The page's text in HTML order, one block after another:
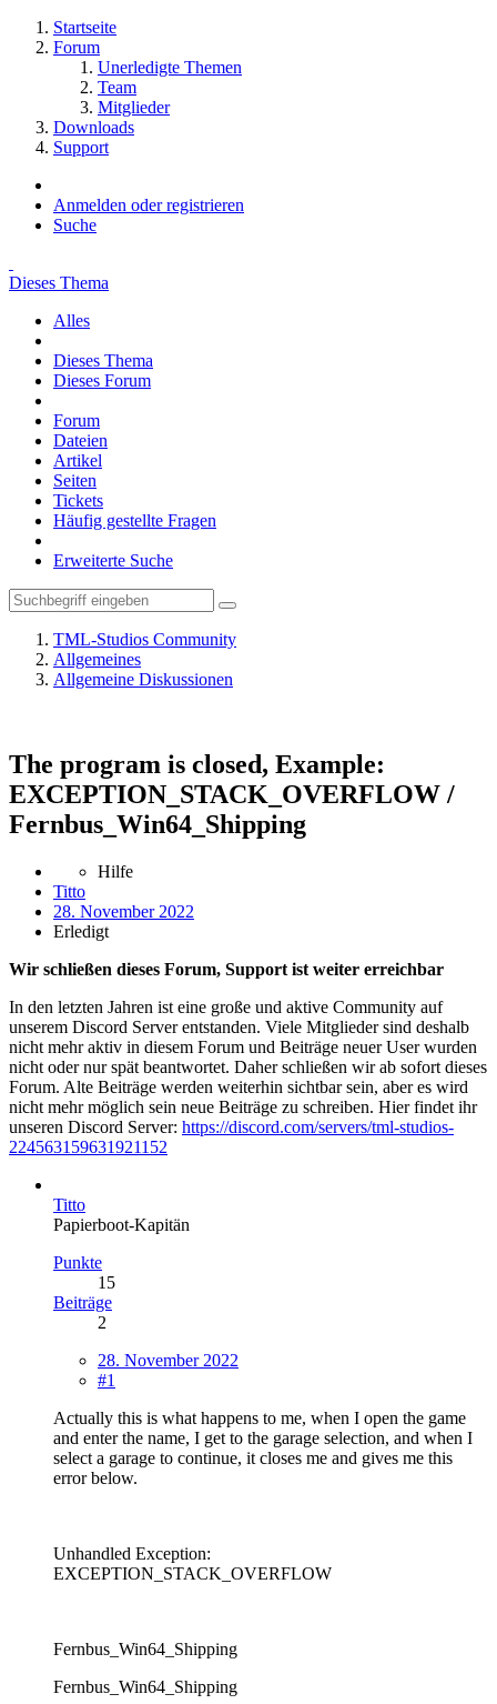
Startseite
Forum
Unerledigte Themen
Team
Mitglieder
Downloads
Support
Anmelden oder registrieren
Suche
Dieses Thema
Alles
Dieses Thema
Dieses Forum
Forum
Dateien
Artikel
Seiten
Tickets
Häufig gestellte Fragen
Erweiterte Suche
TML-Studios Community
Allgemeines
Allgemeine Diskussionen
The program is closed, Example:
EXCEPTION_STACK_OVERFLOW /
Fernbus_Win64_Shipping
Hilfe
Titto
28. November 2022
Erledigt
Wir schließen dieses Forum, Support ist weiter erreichbar
In den letzten Jahren ist eine große und aktive Community auf
unserem Discord Server entstanden. Viele Mitglieder sind deshalb
nicht mehr aktiv in diesem Forum und Beiträge neuer User wurden
nicht oder nur spät beantwortet. Daher schließen wir ab sofort dieses
Forum. Alte Beiträge werden weiterhin sichtbar sein, aber es wird
nicht mehr möglich sein neue Beiträge zu schreiben. Hier findet ihr
unseren Discord Server: https://discord.com/servers/tml-studios-
224563159631921152
Titto
Papierboot-Kapitän
Punkte
15
Beiträge
2
28. November 2022
#1
Actually this is what happens to me, when I open the game
and enter the name, I get to the garage selection, and when I
select a garage to continue, it closes me and gives me this
error below.
Unhandled Exception:
EXCEPTION_STACK_OVERFLOW
Fernbus_Win64_Shipping
Fernbus_Win64_Shipping